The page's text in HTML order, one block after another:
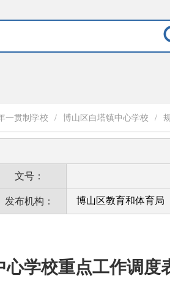
一贯制学校 / 博山区白塔镇中心学校 /
文号：
发布机构： 博山区教育和体育局
心学校重点工作调度